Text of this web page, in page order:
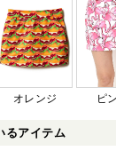
オレンジ ピ
るアイテム